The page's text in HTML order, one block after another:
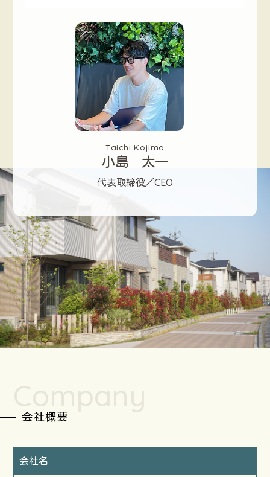
Taichi Kojima
小島 太一
代表取締役／CEO
会社概要
会社名